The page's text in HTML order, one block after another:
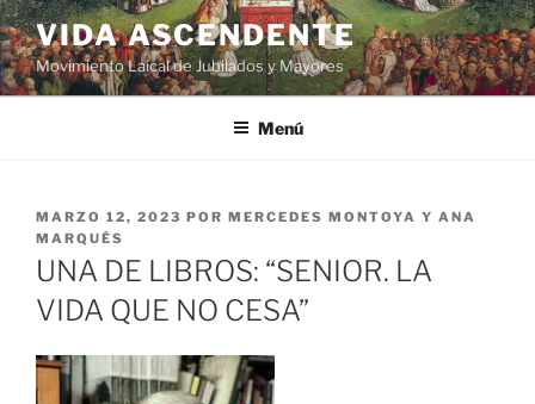
VIDA ASCENDENTE
Movimiento Laical de Jubilados y Mayores
Menú
MARZO 12, 2023 POR MERCEDES MONTOYA Y ANA
MARQUÉS
UNA DE LIBROS: “SENIOR. LA
VIDA QUE NO CESA”